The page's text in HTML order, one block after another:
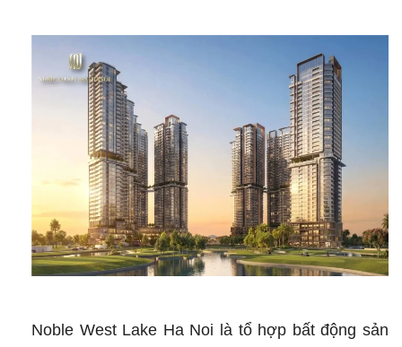
dưỡng”
Noble West Lake Ha Noi là tổ hợp bất động sản